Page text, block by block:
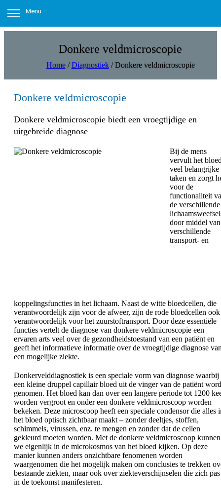
Donkere veldmicroscopie
Home /Diagnostiek /Donkere veldmicroscopie
Donkere veldmicroscopie
Donkere veldmicroscopie biedt een vroegtijdige en
uitgebreide diagnose
Bij de mens
vervult het
veel belangrijke
taken en zorgt
voor de
functionaliteit
de verschillende
door middel van
verschillende
transport- en
koppelingsfuncties in het lichaam. Naast de witte bloedcellen, die
verantwoordelijk zijn voor de afweer, zijn de rode bloedcellen ook
verantwoordelijk voor het zuurstoftransport. Door deze essentiële
functies vertelt de diagnose van donkere veldmicroscopie een
ervaren arts veel over de gezondheidstoestand van een patiënt en
geeft het informatieve informatie over de vroegtijdige diagnose
een mogelijke ziekte.
Donkervelddiagnostiek is een speciale vorm van diagnose waarbij
een kleine druppel capillair bloed uit de vinger van de patiënt
genomen. Het bloed kan dan over een langere periode tot 1200
worden vergroot en onder een donkere veldmicroscoop worden
bekeken. Deze microscoop heeft een speciale condensor die alles
het bloed optisch zichtbaar maakt – zonder deeltjes, stoffen,
schimmels, virussen, enz. te mengen en zonder dat de cellen
gekleurd moeten worden. Met de donkere veldmicroscoop kunnen
we eigenlijk in de microkosmos van het bloed kijken. Op deze
manier kunnen anders onzichtbare fenomenen worden
waargenomen die het mogelijk maken om conclusies te trekken
bestaande ziekten, maar ook over ziekteverschijnselen die zich pas
in de toekomst manifesteren.
Menu